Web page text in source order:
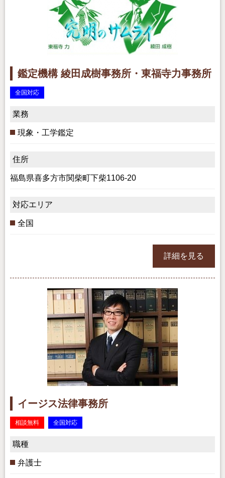
鑑定機構 綾田成樹事務所・東福寺力事務所
全国対応
業務
現象・工学鑑定
住所
福島県喜多方市関柴町下柴1106-20
対応エリア
全国
詳細を見る
イージス法律事務所
相談無料 全国対応
職種
弁護士